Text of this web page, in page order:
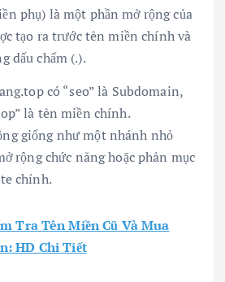
phụ) là một phần mở rộng của
tạo ra trước tên miền chính và
dấu chấm (.).
có “seo” là Subdomain,
là tên miền chính.
giống như một nhánh nhỏ
rộng chức năng hoặc phân mục
chính.
Tra Tên Miền Cũ Và Mua
HD Chi Tiết